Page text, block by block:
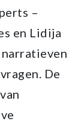
–
en Lidija
De